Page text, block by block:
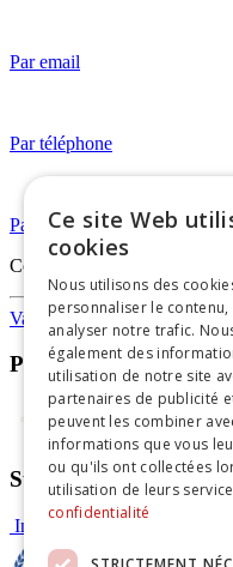
Par email
Par téléphone
Par WhatsApp
Code
Vapothèque
Paiements sécurisés
Suivez-nous
Instagram
Ce site Web
cookies
Nous utilisons des
personnaliser le
analyser notre trafic.
également des
utilisation de notre site
partenaires de publicité
peuvent les combiner
informations que vous
ou qu'ils ont collectées
utilisation de leurs
confidentialité